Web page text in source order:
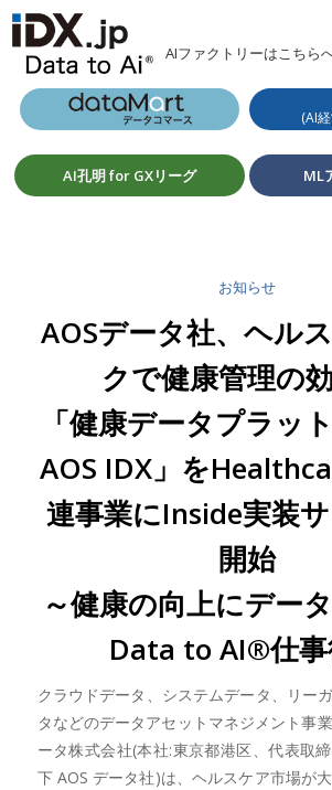
AIファクトリーはこちら
(AI
AI孔明 for GXリーグ ML
お知らせ
AOSデータ社、ヘル
クで健康管理の
「健康データプラッ
AOS IDX」を
連事業にInside実装
開始
～健康の向上にデー
Data to AI®仕事
クラウドデータ、システムデータ、リー
タなどのデータアセットマネジメント事
ータ株式会社(本社:東京都港区、代表取
下 AOS データ社)は、ヘルスケア市場が